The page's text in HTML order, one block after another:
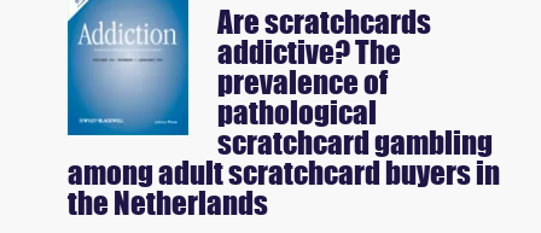
Are scratchcards
addictive? The
prevalence of
pathological
scratchcard gambling
among adult scratchcard buyers in
the Netherlands